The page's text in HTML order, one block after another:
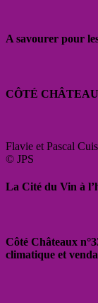
A savourer pour
CÔTÉ
Flavie et Pascal
© JPS
La Cité du Vin à
Côté Châteaux
climatique et